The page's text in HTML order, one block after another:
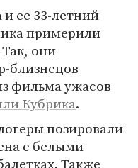
ее 33-летний
примерили
они
близнецов
фильма ужасов
Кубрика.
позировали
с белыми
Также